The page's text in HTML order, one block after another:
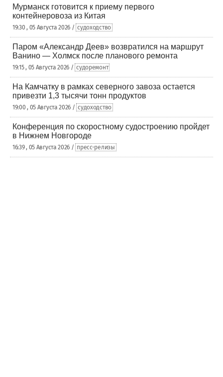
Мурманск готовится к приему первого
контейнеровоза из Китая
19:30 , 05 Августа 2026 / судоходство
Паром «Александр Деев» возвратился на маршрут
Ванино — Холмск после планового ремонта
19:15 , 05 Августа 2026 / судоремонт
На Камчатку в рамках северного завоза остается
привезти 1,3 тысячи тонн продуктов
19:00 , 05 Августа 2026 / судоходство
Конференция по скоростному судостроению пройдет
в Нижнем Новгороде
16:39 , 05 Августа 2026 / пресс-релизы